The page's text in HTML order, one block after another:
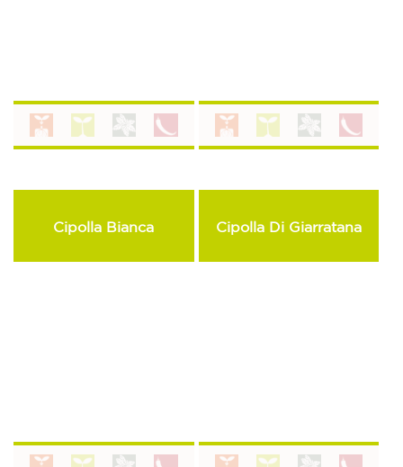
Cipolla Bianca Cipolla Di Giarratana